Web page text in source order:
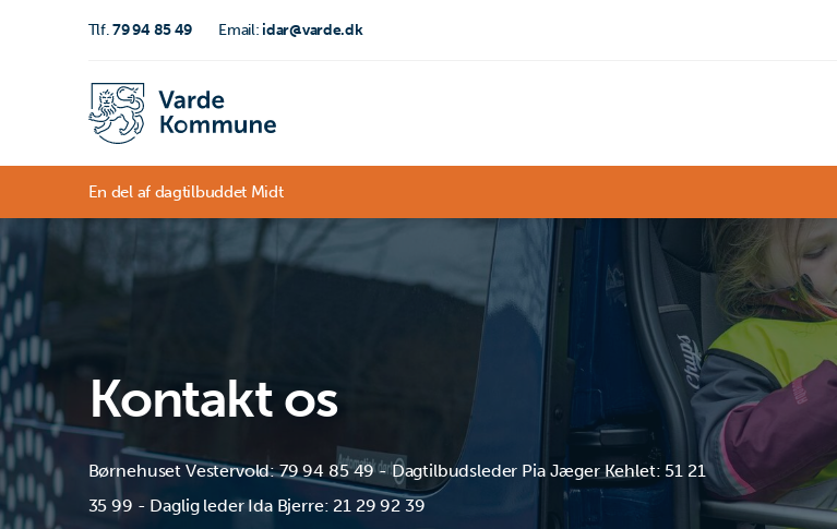
Tlf.79 94 85 49 Email: idar@varde.dk
En del af dagtilbuddet Midt
Kontakt os
Børnehuset Vestervold: 79 94 85 49 - Dagtilbudsleder Pia Jæger Kehlet: 51 21
35 99 - Daglig leder Ida Bjerre: 21 29 92 39